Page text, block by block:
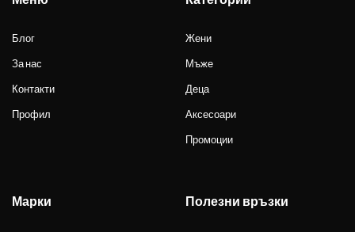
Блог
За нас
Контакти
Профил
Жени
Мъже
Деца
Аксесоари
Промоции
Марки Полезни връзки